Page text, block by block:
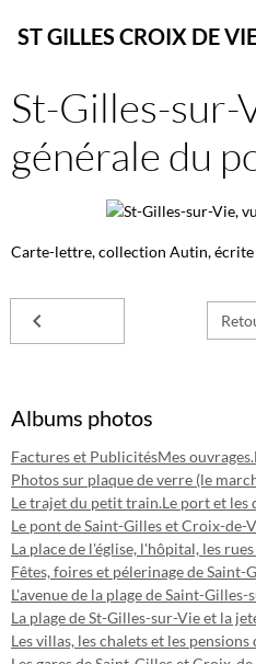
ST GILLES CROIX DE
St-Gilles-sur-
générale du
Carte-lettre, collection Autin, écrite
Albums photos
Factures et PublicitésMes ouvrages.
Photos sur plaque de verre (le
Le trajet du petit train.Le port et les
Le pont de Saint-Gilles et Croix-de-
La place de l'église, l'hôpital, les
Fêtes, foires et pélerinage de
L'avenue de la plage de Saint-Gilles-
La plage de St-Gilles-sur-Vie et la
Les villas, les chalets et les